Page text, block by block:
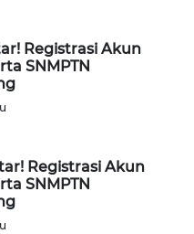
Registrasi Akun
SNMPTN
Registrasi Akun
SNMPTN